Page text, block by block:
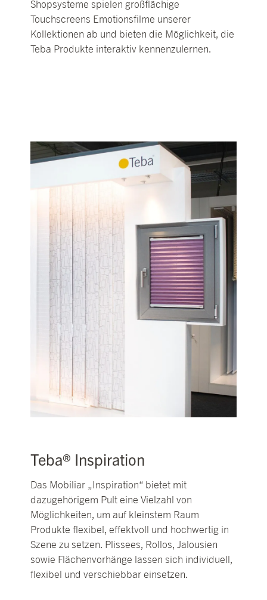
Shopsysteme spielen großflächige
Touchscreens Emotionsfilme unserer
Kollektionen ab und bieten die Möglichkeit, die
Teba Produkte interaktiv kennenzulernen.
Teba® Inspiration
Das Mobiliar „Inspiration“ bietet mit
dazugehörigem Pult eine Vielzahl von
Möglichkeiten, um auf kleinstem Raum
Produkte flexibel, effektvoll und hochwertig in
Szene zu setzen. Plissees, Rollos, Jalousien
sowie Flächenvorhänge lassen sich individuell,
flexibel und verschiebbar einsetzen.